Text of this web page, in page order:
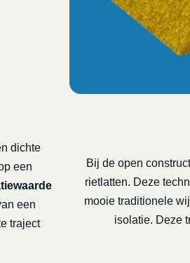
dichte
een
een
traject
Bij de open
rietlatten. Deze
mooie traditionele
isolatie. Deze